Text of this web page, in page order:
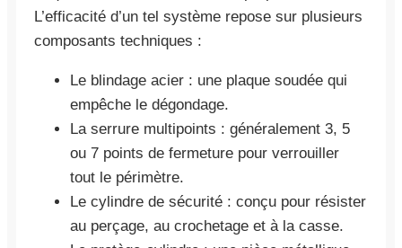
L’efficacité d’un tel système repose sur plusieurs
composants techniques :
Le blindage acier : une plaque soudée qui
empêche le dégondage.
La serrure multipoints : généralement 3, 5
ou 7 points de fermeture pour verrouiller
tout le périmètre.
Le cylindre de sécurité : conçu pour résister
au perçage, au crochetage et à la casse.